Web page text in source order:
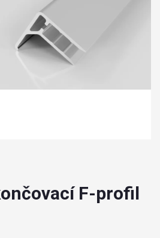
F-profil